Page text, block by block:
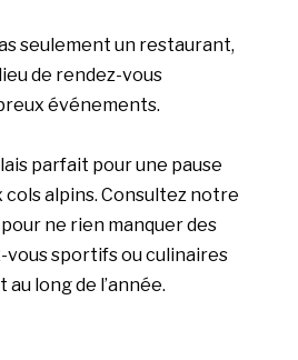
seulement un restaurant,
de rendez-vous
événements.
parfait pour une pause
alpins. Consultez notre
ne rien manquer des
sportifs ou culinaires
long de l’année.